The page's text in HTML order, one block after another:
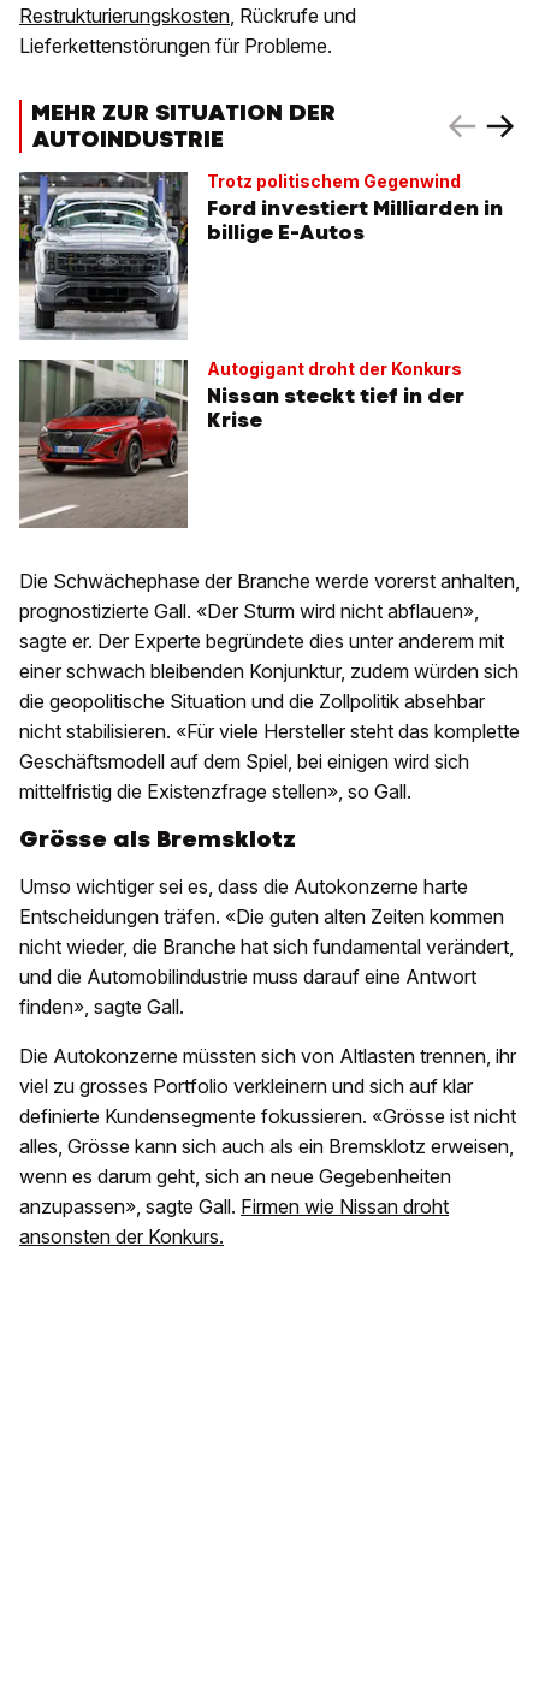
Restrukturierungskosten, Rückrufe und
Lieferkettenstörungen für Probleme.
MEHR ZUR SITUATION DER
AUTOINDUSTRIE
Trotz politischem Gegenwind
Ford investiert Milliarden in
billige E-Autos
Autogigant droht der Konkurs
Nissan steckt tief in der
Krise
Die Schwächephase der Branche werde vorerst anhalten,
prognostizierte Gall. «Der Sturm wird nicht abflauen»,
sagte er. Der Experte begründete dies unter anderem mit
einer schwach bleibenden Konjunktur, zudem würden sich
die geopolitische Situation und die Zollpolitik absehbar
nicht stabilisieren. «Für viele Hersteller steht das komplette
Geschäftsmodell auf dem Spiel, bei einigen wird sich
mittelfristig die Existenzfrage stellen», so Gall.
Grösse als Bremsklotz
Umso wichtiger sei es, dass die Autokonzerne harte
Entscheidungen träfen. «Die guten alten Zeiten kommen
nicht wieder, die Branche hat sich fundamental verändert,
und die Automobilindustrie muss darauf eine Antwort
finden», sagte Gall.
Die Autokonzerne müssten sich von Altlasten trennen, ihr
viel zu grosses Portfolio verkleinern und sich auf klar
definierte Kundensegmente fokussieren. «Grösse ist nicht
alles, Grösse kann sich auch als ein Bremsklotz erweisen,
wenn es darum geht, sich an neue Gegebenheiten
anzupassen», sagte Gall. Firmen wie Nissan droht
ansonsten der Konkurs.